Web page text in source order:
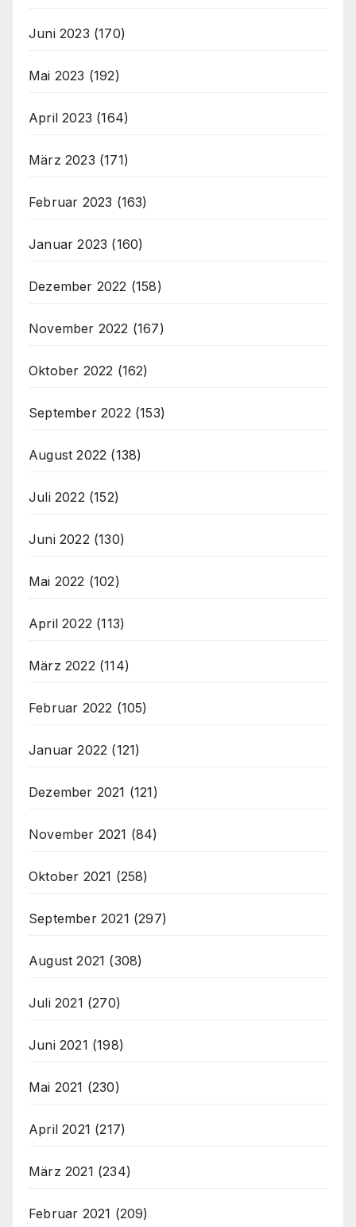
Juni 2023 (170)
Mai 2023 (192)
April 2023 (164)
März 2023 (171)
Februar 2023 (163)
Januar 2023 (160)
Dezember 2022 (158)
November 2022 (167)
Oktober 2022 (162)
September 2022 (153)
August 2022 (138)
Juli 2022 (152)
Juni 2022 (130)
Mai 2022 (102)
April 2022 (113)
März 2022 (114)
Februar 2022 (105)
Januar 2022 (121)
Dezember 2021 (121)
November 2021 (84)
Oktober 2021 (258)
September 2021 (297)
August 2021 (308)
Juli 2021 (270)
Juni 2021 (198)
Mai 2021 (230)
April 2021 (217)
März 2021 (234)
Februar 2021 (209)